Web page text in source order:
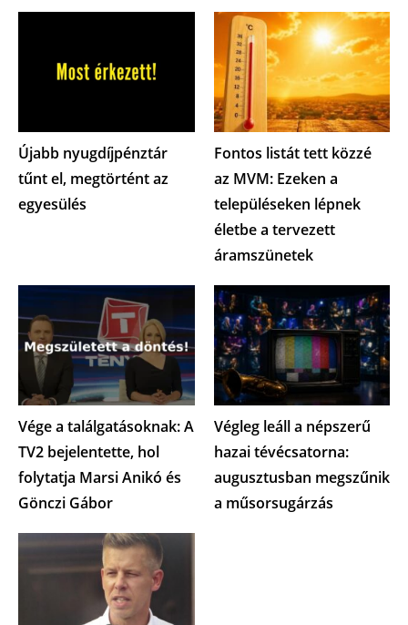
Újabb nyugdíjpénztár
tűnt el, megtörtént az
egyesülés
Fontos listát tett közzé
az MVM: Ezeken a
településeken lépnek
életbe a tervezett
áramszünetek
Vége a találgatásoknak: A
TV2 bejelentette, hol
folytatja Marsi Anikó és
Gönczi Gábor
Végleg leáll a népszerű
hazai tévécsatorna:
augusztusban megszűnik
a műsorsugárzás